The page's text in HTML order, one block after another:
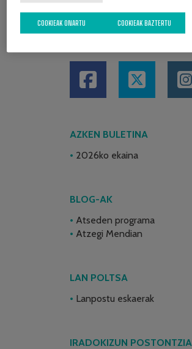
AZKEN BULETINA
2026ko ekaina
BLOG-AK
Atseden programa
Atzegi Mendian
LAN POLTSA
Lanpostu eskaerak
IRADOKIZUN POSTONTZIA
COOKIEAK BAZTERTU
COOKIEAK ONARTU